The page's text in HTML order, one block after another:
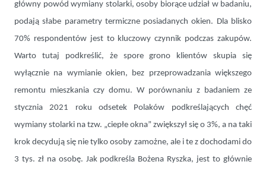
główny powód wymiany stolarki, osoby biorące udział w badaniu,
podają słabe parametry termiczne posiadanych okien. Dla blisko
70% respondentów jest to kluczowy czynnik podczas zakupów.
Warto tutaj podkreślić, że spore grono klientów skupia się
wyłącznie na wymianie okien, bez przeprowadzania większego
remontu mieszkania czy domu. W porównaniu z badaniem ze
stycznia 2021 roku odsetek Polaków podkreślających chęć
wymiany stolarki na tzw. „ciepłe okna” zwiększył się o 3%, a na taki
krok decydują się nie tylko osoby zamożne, ale i te z dochodami do
3 tys. zł na osobę. Jak podkreśla Bożena Ryszka, jest to głównie